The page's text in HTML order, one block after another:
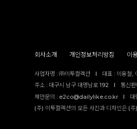
회사소개 개인정보처리방침 이
사업자명 : ㈜이투컬렉션 I 대표 : 이용철,
주소 : 대구시 남구 대명남로 192
I 통신
제안문의 : e2co@dailylike.co.kr
I
(주) 이투컬렉션의 모든 사진과 디자인은 (